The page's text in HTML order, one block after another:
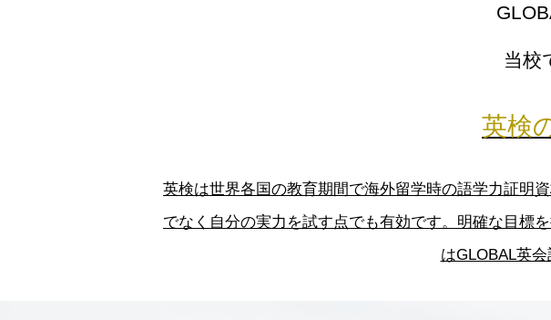
当校
英検
英検は世界各国の教育期間で海外留学時の語学力証明
でなく自分の実力を試す点でも有効です。明確な目標
はGLOBAL英